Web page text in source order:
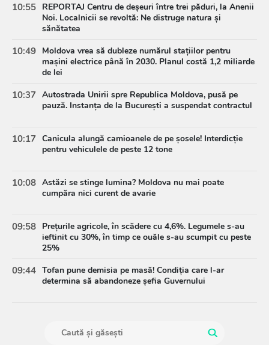
10:55 REPORTAJ Centru de deșeuri între trei păduri, la Anenii
Noi. Localnicii se revoltă: Ne distruge natura și
sănătatea
10:49 Moldova vrea să dubleze numărul stațiilor pentru
mașini electrice până în 2030. Planul costă 1,2 miliarde
de lei
10:37 Autostrada Unirii spre Republica Moldova, pusă pe
pauză. Instanța de la București a suspendat contractul
10:17 Canicula alungă camioanele de pe șosele! Interdicție
pentru vehiculele de peste 12 tone
10:08 Astăzi se stinge lumina? Moldova nu mai poate
cumpăra nici curent de avarie
09:58 Prețurile agricole, în scădere cu 4,6%. Legumele s-au
ieftinit cu 30%, în timp ce ouăle s-au scumpit cu peste
25%
09:44 Tofan pune demisia pe masă! Condiția care l-ar
determina să abandoneze șefia Guvernului